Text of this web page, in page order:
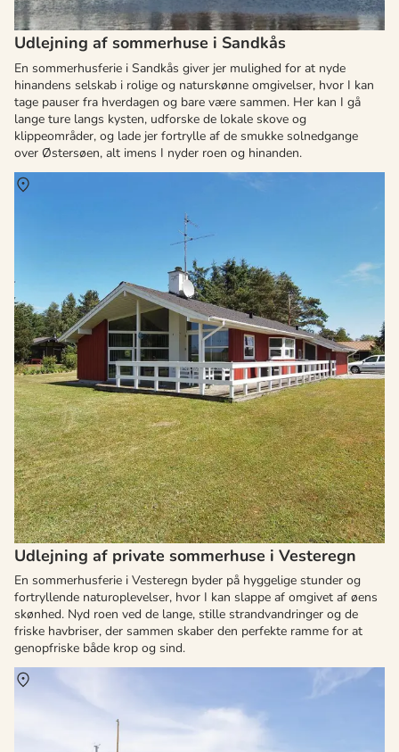
Udlejning af sommerhuse i Sandkås
En sommerhusferie i Sandkås giver jer mulighed for at nyde
hinandens selskab i rolige og naturskønne omgivelser, hvor I kan
tage pauser fra hverdagen og bare være sammen. Her kan I gå
lange ture langs kysten, udforske de lokale skove og
klippeområder, og lade jer fortrylle af de smukke solnedgange
over Østersøen, alt imens I nyder roen og hinanden.
Udlejning af private sommerhuse i Vesteregn
En sommerhusferie i Vesteregn byder på hyggelige stunder og
fortryllende naturoplevelser, hvor I kan slappe af omgivet af øens
skønhed. Nyd roen ved de lange, stille strandvandringer og de
friske havbriser, der sammen skaber den perfekte ramme for at
genopfriske både krop og sind.